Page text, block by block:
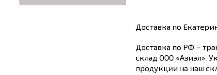
Доставка по
Доставка по РФ –
склад ООО «Азиэл».
продукции на наш